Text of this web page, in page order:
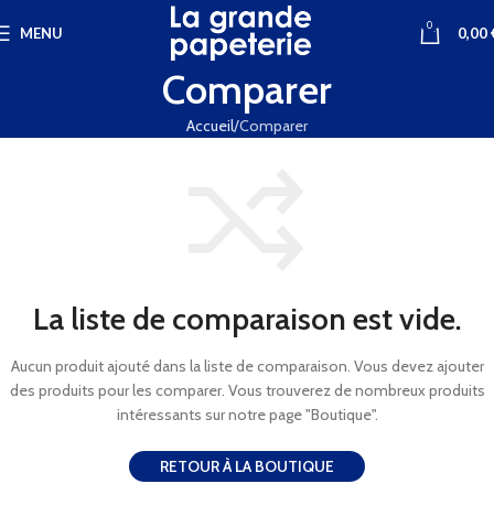
MENU 0 0,00
Comparer
Accueil Comparer
La liste de comparaison est vide.
Aucun produit ajouté dans la liste de comparaison. Vous devez ajouter
des produits pour les comparer. Vous trouverez de nombreux produits
intéressants sur notre page "Boutique".
RETOUR À LA BOUTIQUE